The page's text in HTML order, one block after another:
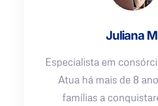
Juliana
Especialista em
Atua há mais de 8
famílias a